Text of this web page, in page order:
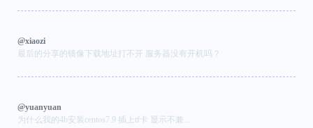
@xiaozi
最后的分享的镜像下载地址打不开 服务器没有开机吗？
@yuanyuan
为什么我的4b安装centos7.9 插上tf卡 显示不兼...